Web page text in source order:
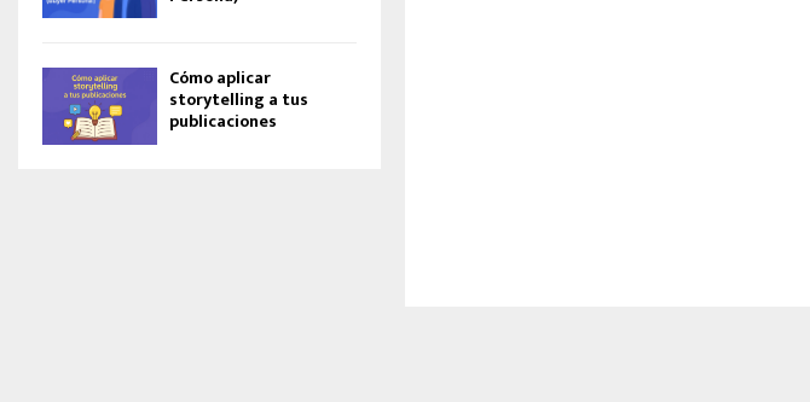
Cómo aplicar
storytelling a tus
publicaciones